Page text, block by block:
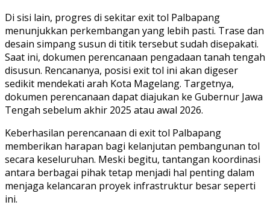
Di sisi lain, progres di sekitar exit tol Palbapang
menunjukkan perkembangan yang lebih pasti. Trase dan
desain simpang susun di titik tersebut sudah disepakati.
Saat ini, dokumen perencanaan pengadaan tanah tengah
disusun. Rencananya, posisi exit tol ini akan digeser
sedikit mendekati arah Kota Magelang. Targetnya,
dokumen perencanaan dapat diajukan ke Gubernur Jawa
Tengah sebelum akhir 2025 atau awal 2026.
Keberhasilan perencanaan di exit tol Palbapang
memberikan harapan bagi kelanjutan pembangunan tol
secara keseluruhan. Meski begitu, tantangan koordinasi
antara berbagai pihak tetap menjadi hal penting dalam
menjaga kelancaran proyek infrastruktur besar seperti
ini.